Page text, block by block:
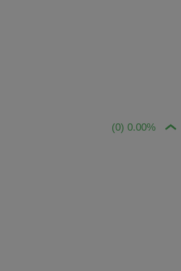
0.00% (0)